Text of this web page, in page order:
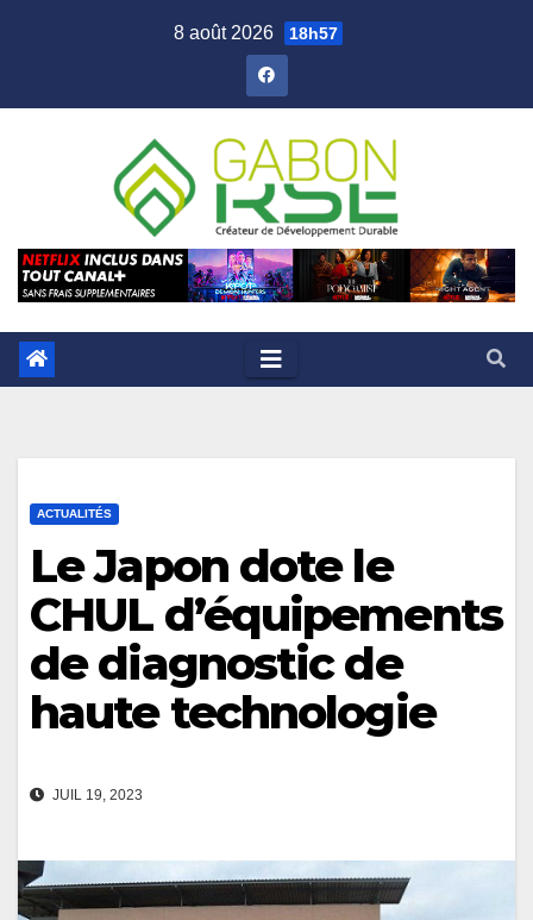
8 août 2026 18h57
ACTUALITÉS
Le Japon dote le
CHUL d’équipements
de diagnostic de
haute technologie
JUIL 19, 2023